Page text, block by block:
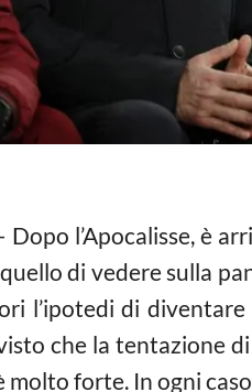
Dopo l’Apocalisse, è
di vedere sulla
l’ipotedi di diventare
che la tentazione
molto forte. In ogni